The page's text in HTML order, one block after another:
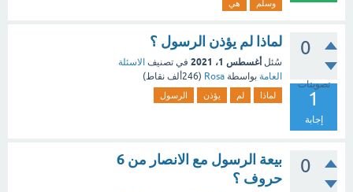
وسلم
هي
0
تصويتات
1
إجابة
لماذا لم يؤذن الرسول ؟
سُئل أغسطس 1، 2021 في تصنيف الاسئلة
العامة بواسطة Rosa
(246ألف نقاط)
لماذا لم يؤذن الرسول
0
بيعة الرسول مع الانصار من 6
حروف ؟